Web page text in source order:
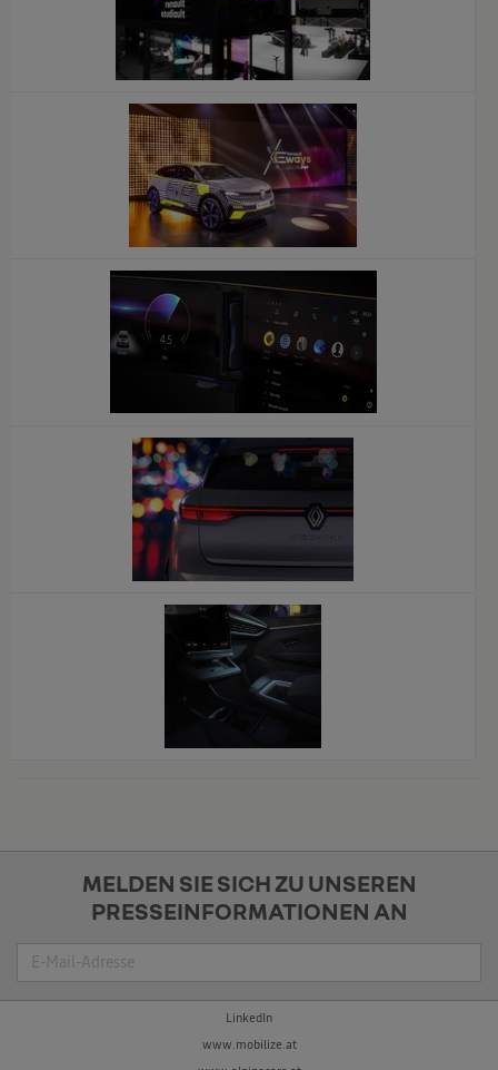
MELDEN SIE SICH ZU UNSEREN
PRESSEINFORMATIONEN AN
Suche
LinkedIn
www.mobilize.at